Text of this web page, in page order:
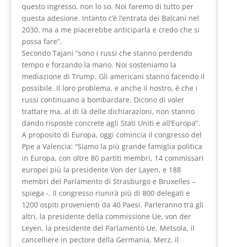
questo ingresso, non lo so. Noi faremo di tutto per
questa adesione. Intanto c’è l’entrata dei Balcani nel
2030, ma a me piacerebbe anticiparla e credo che si
possa fare”.
Secondo Tajani “sono i russi che stanno perdendo
tempo e forzando la mano. Noi sosteniamo la
mediazione di Trump. Gli americani stanno facendo il
possibile. Il loro problema, e anche il nostro, è che i
russi continuano a bombardare. Dicono di voler
trattare ma, al di là delle dichiarazioni, non stanno
dando risposte concrete agli Stati Uniti e all’Europa”.
A proposito di Europa, oggi comincia il congresso del
Ppe a Valencia: “Siamo la più grande famiglia politica
in Europa, con oltre 80 partiti membri, 14 commissari
europei più la presidente Von der Layen, e 188
membri del Parlamento di Strasburgo e Bruxelles –
spiega -. Il congresso riunirà più di 800 delegati e
1200 ospiti provenienti da 40 Paesi. Parleranno tra gli
altri, la presidente della commissione Ue, von der
Leyen, la presidente del Parlamento Ue, Metsola, il
cancelliere in pectore della Germania, Merz, il